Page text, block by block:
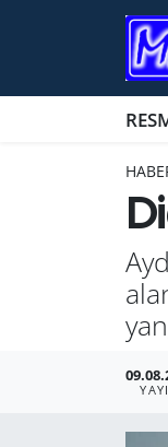
ANTİK
BİLİM VE
Nöbetçi
Namaz
Trafik
Süper Lig